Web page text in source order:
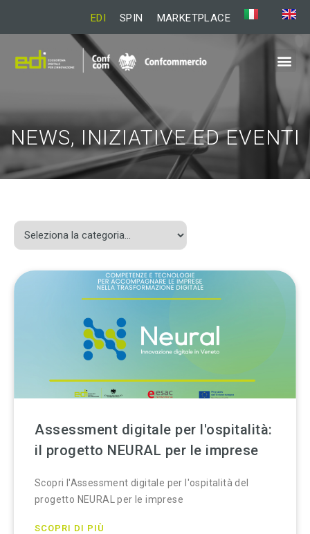
EDI SPIN MARKETPLACE
NEWS, INIZIATIVE ED EVENTI
Assessment digitale per l'ospitalità:
il progetto NEURAL per le imprese
Scopri l'Assessment digitale per l'ospitalità del
progetto NEURAL per le imprese
SCOPRI DI PIÙ